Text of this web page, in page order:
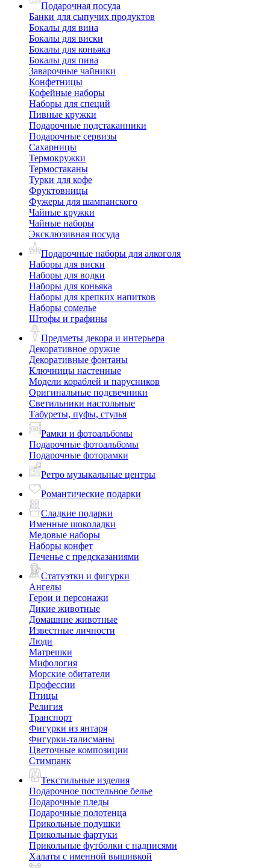
Подарочная посуда
Банки для сыпучих продуктов
Бокалы для вина
Бокалы для виски
Бокалы для коньяка
Бокалы для пива
Заварочные чайники
Конфетницы
Кофейные наборы
Наборы для специй
Пивные кружки
Подарочные подстаканники
Подарочные сервизы
Сахарницы
Термокружки
Термостаканы
Турки для кофе
Фруктовницы
Фужеры для шампанского
Чайные кружки
Чайные наборы
Эксклюзивная посуда
Подарочные наборы для алкоголя
Наборы для виски
Наборы для водки
Наборы для коньяка
Наборы для крепких напитков
Наборы сомелье
Штофы и графины
Предметы декора и интерьера
Декоративное оружие
Декоративные фонтаны
Ключницы настенные
Модели кораблей и парусников
Оригинальные подсвечники
Светильники настольные
Табуреты, пуфы, стулья
Рамки и фотоальбомы
Подарочные фотоальбомы
Подарочные фоторамки
Ретро музыкальные центры
Романтические подарки
Сладкие подарки
Именные шоколадки
Медовые наборы
Наборы конфет
Печенье с предсказаниями
Статуэтки и фигурки
Ангелы
Герои и персонажи
Дикие животные
Домашние животные
Известные личности
Люди
Матрешки
Мифология
Морские обитатели
Профессии
Птицы
Религия
Транспорт
Фигурки из янтаря
Фигурки-талисманы
Цветочные композиции
Стимпанк
Текстильные изделия
Подарочное постельное белье
Подарочные пледы
Подарочные полотенца
Прикольные подушки
Прикольные фартуки
Прикольные футболки с надписями
Халаты с именной вышивкой